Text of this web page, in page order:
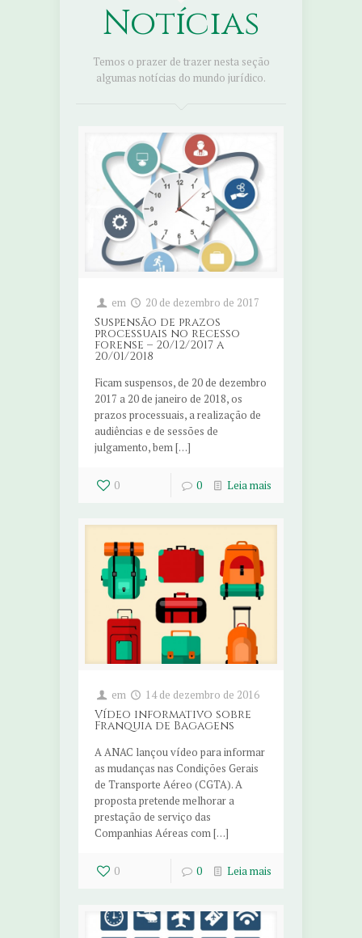
Notícias
Temos o prazer de trazer nesta seção
algumas notícias do mundo jurídico.
em 20 de dezembro de 2017
Suspensão de prazos
processuais no recesso
forense – 20/12/2017 a
20/01/2018
Ficam suspensos, de 20 de dezembro
2017 a 20 de janeiro de 2018, os
prazos processuais, a realização de
audiências e de sessões de
julgamento, bem […]
0 0 Leia mais
em 14 de dezembro de 2016
Vídeo informativo sobre
Franquia de Bagagens
A ANAC lançou vídeo para informar
as mudanças nas Condições Gerais
de Transporte Aéreo (CGTA). A
proposta pretende melhorar a
prestação de serviço das
Companhias Aéreas com […]
0 0 Leia mais